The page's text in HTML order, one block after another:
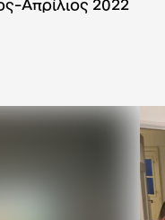
Απρίλιος 2022